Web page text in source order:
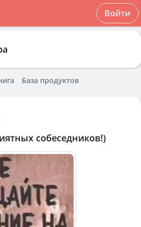
Войти
База продуктов
собеседников!)